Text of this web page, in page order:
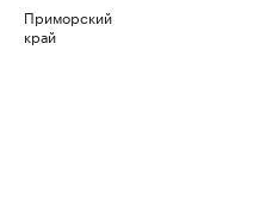
Приморский
край